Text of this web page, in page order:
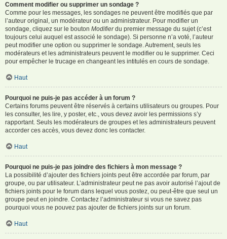
Comment modifier ou supprimer un sondage ?
Comme pour les messages, les sondages ne peuvent être modifiés que par
l’auteur original, un modérateur ou un administrateur. Pour modifier un
sondage, cliquez sur le bouton Modifierdu premier message du sujet (c’est
toujours celui auquel est associé le sondage). Si personne n’a voté, l’auteur
peut modifier une option ou supprimer le sondage. Autrement, seuls les
modérateurs et les administrateurs peuvent le modifier ou le supprimer. Ceci
pour empêcher le trucage en changeant les intitulés en cours de sondage.
Haut
Pourquoi ne puis-je pas accéder à un forum ?
Certains forums peuvent être réservés à certains utilisateurs ou groupes. Pour
les consulter, les lire, y poster, etc., vous devez avoir les permissions s’y
rapportant. Seuls les modérateurs de groupes et les administrateurs peuvent
accorder ces accès, vous devez donc les contacter.
Haut
Pourquoi ne puis-je pas joindre des fichiers à mon message ?
La possibilité d’ajouter des fichiers joints peut être accordée par forum, par
groupe, ou par utilisateur. L’administrateur peut ne pas avoir autorisé l’ajout de
fichiers joints pour le forum dans lequel vous postez, ou peut-être que seul un
groupe peut en joindre. Contactez l’administrateur si vous ne savez pas
pourquoi vous ne pouvez pas ajouter de fichiers joints sur un forum.
Haut